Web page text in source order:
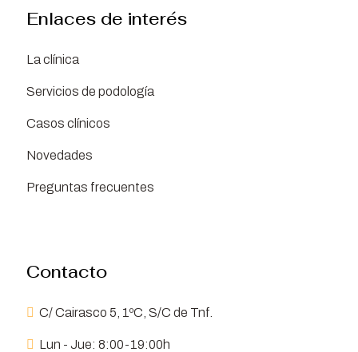
Enlaces de interés
La clínica
Servicios de podología
Casos clínicos
Novedades
Preguntas frecuentes
Contacto
C/ Cairasco 5, 1ºC, S/C de Tnf.
Lun - Jue: 8:00-19:00h